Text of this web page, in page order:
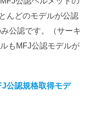
んどのモデルが公認
公認です。（サーキ
もMFJ公認モデルが
公認規格取得モデ